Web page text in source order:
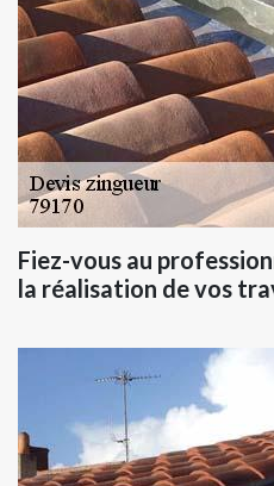
Fiez-vous au
la réalisation de vos